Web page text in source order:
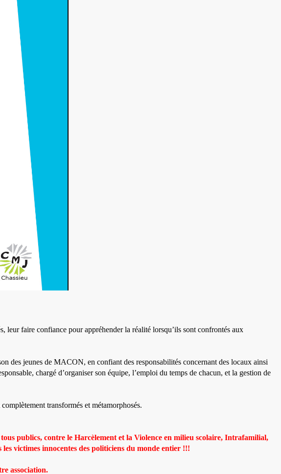
leur faire confiance pour appréhender la réalité lorsqu’ils sont confrontés aux
des jeunes de MACON, en confiant des responsabilités concernant des locaux ainsi
chargé d’organiser son équipe, l’emploi du temps de chacun, et la gestion de
transformés et métamorphosés.
publics, contre le Harcèlement et la Violence en milieu scolaire, Intrafamilial,
victimes innocentes des politiciens du monde entier !!!
association.